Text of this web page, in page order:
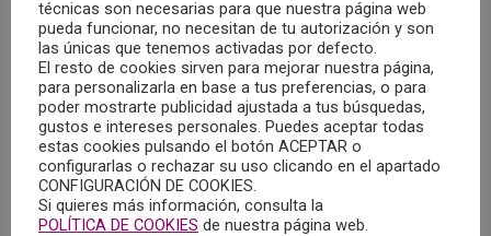
En el encuentro se ofreció información sobre los
proyectos presentados a la Convocatoria de Investigación
Social de la Fundación La Caixa, las candidaturas a la VI
Edición del Premio José Luis Pinillos de Excelencia e
Innovación en Psicología, la X Edición del Premio
Psicofundación Jóvenes Psicólogos Emprendedores/as,
2020, o la Memoria Anual de Psicofundación 2019, entre
técnicas son necesarias para que nuestra página web
pueda funcionar, no necesitan de tu autorización y son
las únicas que tenemos activadas por defecto.
El resto de cookies sirven para mejorar nuestra página,
para personalizarla en base a tus preferencias, o para
poder mostrarte publicidad ajustada a tus búsquedas,
gustos e intereses personales. Puedes aceptar todas
estas cookies pulsando el botón ACEPTAR o
configurarlas o rechazar su uso clicando en el apartado
CONFIGURACIÓN DE COOKIES.
Si quieres más información, consulta la
POLÍTICA DE COOKIES de nuestra página web.